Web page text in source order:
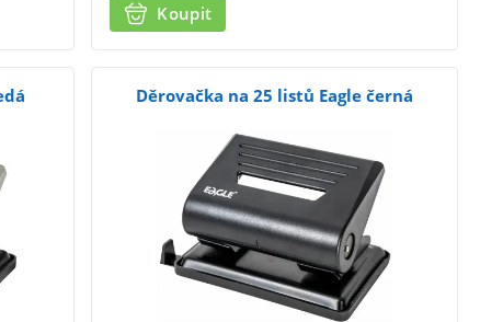
Koupit
Děrovačka na 25 listů Eagle černá